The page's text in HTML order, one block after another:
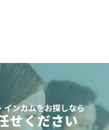
インカムをお探しなら
せください